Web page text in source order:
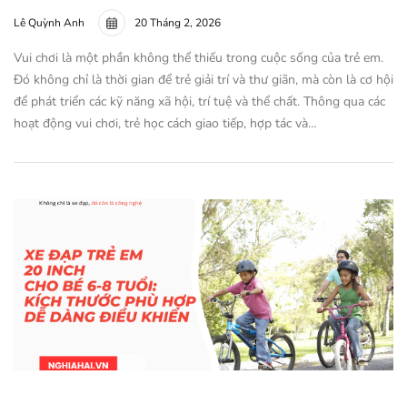
Lê Quỳnh Anh 20 Tháng 2, 2026
Vui chơi là một phần không thể thiếu trong cuộc sống của trẻ em.
Đó không chỉ là thời gian để trẻ giải trí và thư giãn, mà còn là cơ hội
để phát triển các kỹ năng xã hội, trí tuệ và thể chất. Thông qua các
hoạt động vui chơi, trẻ học cách giao tiếp, hợp tác và…